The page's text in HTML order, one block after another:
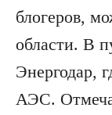
блогеров,
области. В
Энергодар,
АЭС.